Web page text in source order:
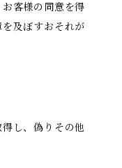
客様の同意を得
及ぼすおそれが
し、偽りその他